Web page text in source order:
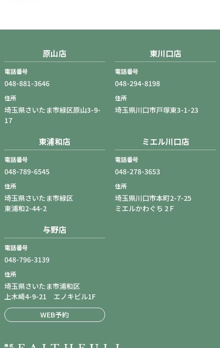
原山店
電話番号
048-881-3646
住所
埼玉県さいたま市緑区原山3-9-
17
東川口店
電話番号
048-294-8198
住所
埼玉県川口市戸塚東3-1-23
東浦和店
電話番号
048-789-6545
住所
埼玉県さいたま市緑区
東浦和2-44-2
ミエル川口店
電話番号
048-278-3653
住所
埼玉県川口市本町2-7-25
ミエルかわぐち 2Ｆ
与野店
電話番号
048-796-3139
住所
埼玉県さいたま市浦和区
上木崎4-9-21 エノキビル1F
WEB予約